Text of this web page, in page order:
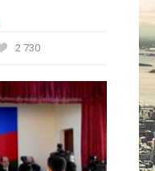
Güney Azərbaycan
Mədəniyyət
Müsahibə
2 730